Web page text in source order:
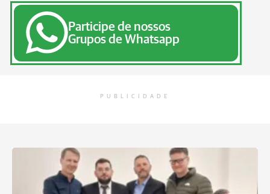
Participe de nossos
Grupos de Whatsapp
PUBLICIDADE